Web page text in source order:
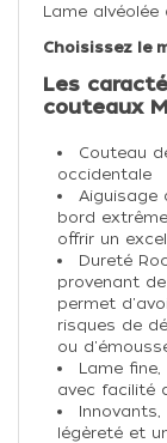
Lame
Choisissez le
Les
couteaux
Couteau
occidentale
Aiguisage
bord
offrir un
Dureté
provenant
permet
risques de
ou
Lame
avec facilité
légèreté et